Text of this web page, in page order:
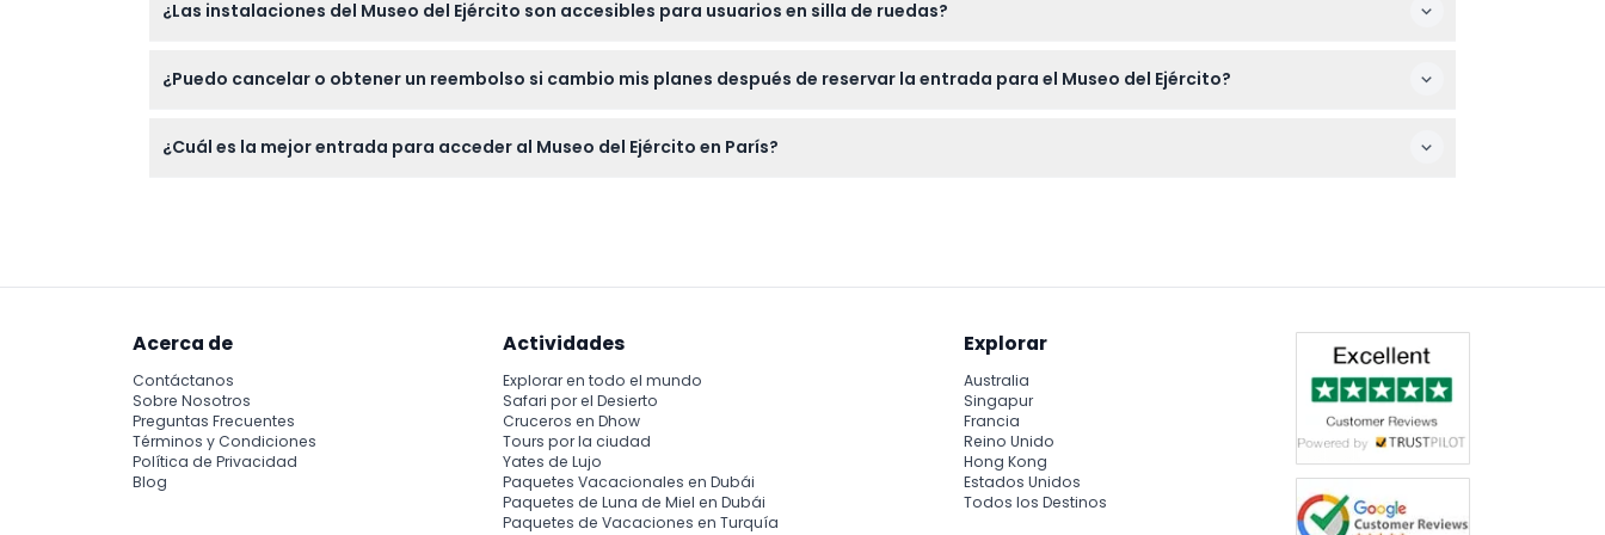
cómodos para explorar el museo.
¿Las instalaciones del Museo del Ejército son accesibles para usuarios en silla de ruedas?
cómodamente.
¿Puedo cancelar o obtener un reembolso si cambio mis planes después de reservar la entrada para el Museo del Ejército?
firmes antes de reservar.
¿Cuál es la mejor entrada para acceder al Museo del Ejército en París?
Acerca de
Contáctanos
Sobre Nosotros
Preguntas Frecuentes
Términos y Condiciones
Política de Privacidad
Blog
Actividades
Explorar en todo el mundo
Safari por el Desierto
Cruceros en Dhow
Tours por la ciudad
Yates de Lujo
Paquetes Vacacionales en Dubái
Paquetes de Luna de Miel en Dubái
Paquetes de Vacaciones en Turquía
Explorar
Australia
Singapur
Francia
Reino Unido
Hong Kong
Estados Unidos
Todos los Destinos